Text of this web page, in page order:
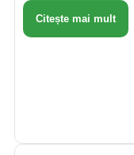
Citește mai mult